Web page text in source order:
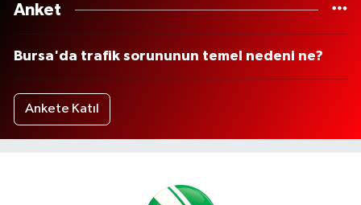
Anket
Bursa'da trafik sorununun temel nedeni ne?
Ankete Katıl